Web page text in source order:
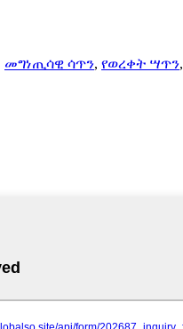
መግነጢሳዊ ሳጥን, የወረቀት ሣጥን,